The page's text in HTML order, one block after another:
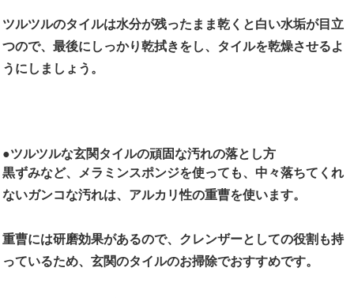
ツルツルのタイルは水分が残ったまま乾くと白い水垢が目立
つので、最後にしっかり乾拭きをし、タイルを乾燥させるよ
うにしましょう。
●ツルツルな玄関タイルの頑固な汚れの落とし方
黒ずみなど、メラミンスポンジを使っても、中々落ちてくれ
ないガンコな汚れは、アルカリ性の重曹を使います。
重曹には研磨効果があるので、クレンザーとしての役割も持
っているため、玄関のタイルのお掃除でおすすめです。